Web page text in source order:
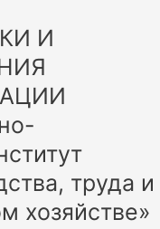
И
труда и
хозяйстве»